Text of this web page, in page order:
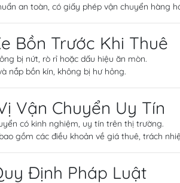
an toàn, có giấy phép vận chuyển hàng
Bồn Trước Khi Thuê
bị nứt, rò rỉ hoặc dấu hiệu ăn mòn.
nắp bồn kín, không bị hư hỏng.
Vận Chuyển Uy Tín
có kinh nghiệm, uy tín trên thị trường.
gồm các điều khoản về giá thuê, trách
Định Pháp Luật